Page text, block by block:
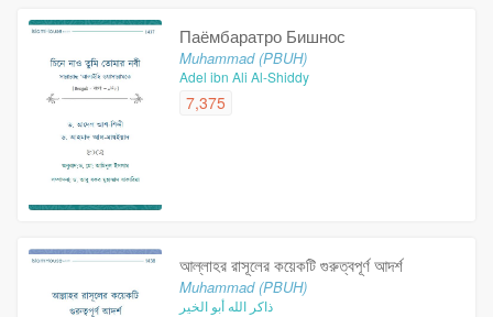
Паёмбаратро Бишнос
Muhammad (PBUH)
Adel ibn Ali Al-Shiddy
7,375
আল্লাহর রাসূলের কয়েকটি গুরুত্বপূর্ণ আদর্শ
Muhammad (PBUH)
ذاكر الله أبو الخير